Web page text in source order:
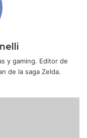
y gaming. Editor de
de la saga Zelda.